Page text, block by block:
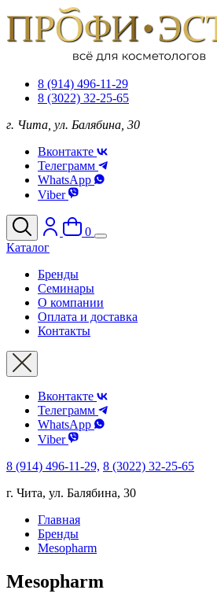
8 (914) 496-11-29
8 (3022) 32-25-65
г. Чита, ул. Балябина, 30
Вконтакте
Телеграмм
WhatsApp
Viber
0
Каталог
Бренды
Семинары
О компании
Оплата и доставка
Контакты
Вконтакте
Телеграмм
WhatsApp
Viber
8 (914) 496-11-29, 8 (3022) 32-25-65
г. Чита, ул. Балябина, 30
Главная
Бренды
Mesopharm
Mesopharm